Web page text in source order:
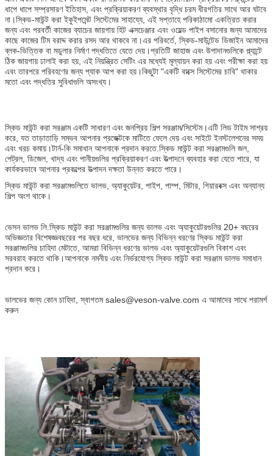
ধাপে ধাপে সম্প্রসারণ ইতিহাস, এবং প্রক্রিয়াকরণ ব্যবস্থার বৃদ্ধি চরম ধীরগতির সাথে আর ঘটবে
না।স্কিড-মাউন্ট করা ইকুইপমেন্ট সিস্টেমের সাহায্যে, এই সপ্তাহে পরিকাঠামো একত্রিত করার
জন্য এবং পরবর্তী কাজের ব্যাচের জায়গায় হিট এক্সচেঞ্জার এবং ওয়েল্ড পাইপ বসানোর জন্য আমাদের
কাছে কাজের টিম বরাদ্দ করার রসদ আর থাকবে না।এর পরিবর্তে, স্কিড-মাউন্টেড ডিজাইন আমাদের
ব্লক-ভিত্তিক বা মডুলার নির্মাণ পদ্ধতিতে যেতে দেয়।প্রতিটি জাহাজ এবং উপাদানগুলিকে প্ল্যান্টে
ঠিক জায়গায় ঢালাই করা হয়, এই নিয়ন্ত্রিত সেটিং এর মধ্যেই মূল্যায়ন করা হয় এবং পরীক্ষা করা হয়
এবং তারপরে পরিবহণের জন্য প্যাক আপ করা হয়।কিছুটা "একটি বাক্সে সিস্টেমের চাবি" থাকার
মতো এবং পদ্ধতির সুবিধাগুলি অসংখ্য।
স্কিড মাউন্ট করা সরঞ্জাম একটি সাধারণ এবং জনপ্রিয় শিল্প সরঞ্জাম/সিস্টেম।এটি লিড টাইম সাশ্রয়
করে, যত তাড়াতাড়ি সম্ভব আপনার প্রজেক্টকে মাটিতে ফেলে দেয় এবং সাইটে ইনস্টলেশনের সময়
এবং খরচ কমায়।টার্ন-কি সমাধান আপনাকে প্রদান করতে.স্কিড মাউন্ট করা সরঞ্জামগুলি জল,
পেট্রল, ডিজেল, খাদ্য এবং পানীয়গুলির প্রক্রিয়াকরণ এবং উত্পাদনে ব্যবহার করা যেতে পারে, যা
কার্যকরভাবে আপনার প্রকল্পের উত্পাদন দক্ষতা উন্নত করতে পারে।
স্কিড মাউন্ট করা সরঞ্জামগুলিতে ভালভ, অ্যাকুয়েটর, পাইপ, পাম্প, মিটার, গিয়ারবক্স এবং অন্যান্য
শিল্প অংশ থাকে।
ভেসন ভালভ লি.স্কিড মাউন্ট করা সরঞ্জামগুলির জন্য ভালভ এবং অ্যাকুয়েটরগুলির 20+ বছরের
অভিজ্ঞতার বিশেষজ্ঞ৷বছরের পর বছর ধরে, ভালভের জন্য বিভিন্ন ধরণের স্কিড মাউন্ট করা
সরঞ্জামগুলির চাহিদা মেটাতে, আমরা বিভিন্ন ধরণের ভালভ এবং অ্যাকুয়েটরগুলি বিকাশ এবং
সরবরাহ করতে থাকি।আপনাকে নমনীয় এবং নির্ভরযোগ্য স্কিড মাউন্ট করা সরঞ্জাম ভালভ সমাধান
প্রদান করে।
ভালভের জন্য কোন চাহিদা, স্বাগতম sales@veson-valve.com এ আমাদের সাথে পরামর্শ
করুন